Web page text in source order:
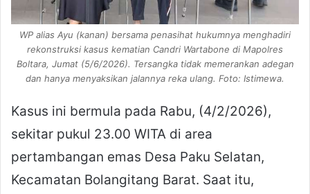
WP alias Ayu (kanan) bersama penasihat hukumnya menghadiri
rekonstruksi kasus kematian Candri Wartabone di Mapolres
Boltara, Jumat (5/6/2026). Tersangka tidak memerankan adegan
dan hanya menyaksikan jalannya reka ulang. Foto: Istimewa.
Kasus ini bermula pada Rabu, (4/2/2026),
sekitar pukul 23.00 WITA di area
pertambangan emas Desa Paku Selatan,
Kecamatan Bolangitang Barat. Saat itu,